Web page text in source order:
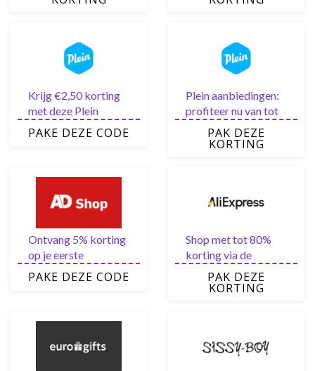
Krijg €2,50 korting
met deze Plein
kortingscode
PAKE DEZE CODE
Plein aanbiedingen:
profiteer nu van tot
wel 60% korting
PAK DEZE
KORTING
Ontvang 5% korting
op je eerste
bestelling bij AD
Webwinkel
PAKE DEZE CODE
Shop met tot 80%
korting via de
AliExpress Deals van
vandaag
PAK DEZE
KORTING